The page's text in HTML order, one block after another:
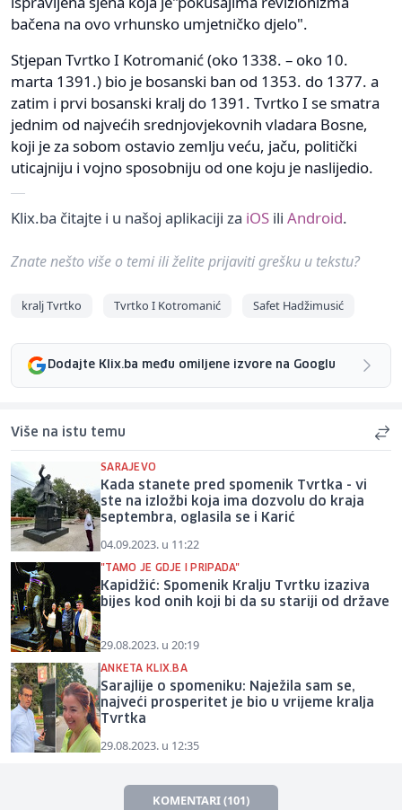
bačena na ovo vrhunsko umjetničko djelo".
Stjepan Tvrtko I Kotromanić (oko 1338. – oko 10.
marta 1391.) bio je bosanski ban od 1353. do 1377. a
zatim i prvi bosanski kralj do 1391. Tvrtko I se smatra
jednim od najvećih srednjovjekovnih vladara Bosne,
koji je za sobom ostavio zemlju veću, jaču, politički
uticajniju i vojno sposobniju od one koju je naslijedio.
Klix.ba čitajte i u našoj aplikaciji za iOS ili Android.
Znate nešto više o temi ili želite prijaviti grešku u tekstu?
kralj Tvrtko Tvrtko I Kotromanić Safet Hadžimusić
Dodajte Klix.ba među omiljene izvore na Googlu
Više na istu temu
SARAJEVO
Kada stanete pred spomenik Tvrtka - vi
ste na izložbi koja ima dozvolu do kraja
septembra, oglasila se i Karić
04.09.2023. u 11:22
"TAMO JE GDJE I PRIPADA"
Kapidžić: Spomenik Kralju Tvrtku izaziva
bijes kod onih koji bi da su stariji od države
29.08.2023. u 20:19
ANKETA KLIX.BA
Sarajlije o spomeniku: Naježila sam se,
najveći prosperitet je bio u vrijeme kralja
Tvrtka
29.08.2023. u 12:35
KOMENTARI (101)